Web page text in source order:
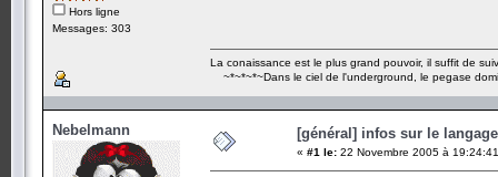
Hors ligne
Messages: 303
La conaissance est le plus grand pouvoir, il suffit de
~*~*~*~Dans le ciel de l'underground, le pegase
Nebelmann [général] infos sur le
« #1 le: 22 Novembre 2005 à